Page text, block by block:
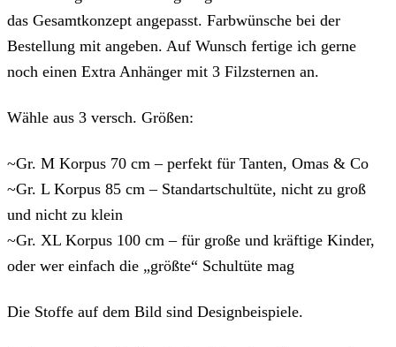
das Gesamtkonzept angepasst. Farbwünsche bei der
Bestellung mit angeben. Auf Wunsch fertige ich gerne
noch einen Extra Anhänger mit 3 Filzsternen an.
Wähle aus 3 versch. Größen:
~Gr. M Korpus 70 cm – perfekt für Tanten, Omas & Co
~Gr. L Korpus 85 cm – Standartschultüte, nicht zu groß
und nicht zu klein
~Gr. XL Korpus 100 cm – für große und kräftige Kinder,
oder wer einfach die „größte“ Schultüte mag
Die Stoffe auf dem Bild sind Designbeispiele.